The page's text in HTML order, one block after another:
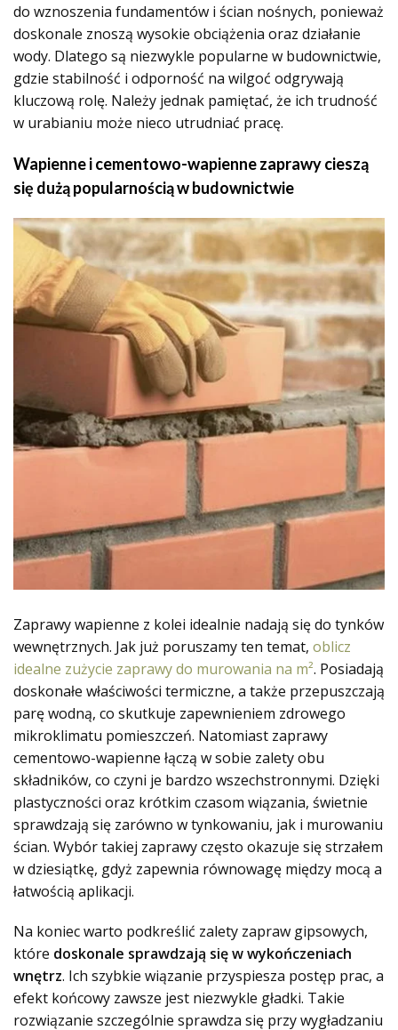
do wznoszenia fundamentów i ścian nośnych, ponieważ
doskonale znoszą wysokie obciążenia oraz działanie
wody. Dlatego są niezwykle popularne w budownictwie,
gdzie stabilność i odporność na wilgoć odgrywają
kluczową rolę. Należy jednak pamiętać, że ich trudność
w urabianiu może nieco utrudniać pracę.
Wapienne i cementowo-wapienne zaprawy cieszą
się dużą popularnością w budownictwie
Zaprawy wapienne z kolei idealnie nadają się do tynków
wewnętrznych. Jak już poruszamy ten temat, oblicz
idealne zużycie zaprawy do murowania na m². Posiadają
doskonałe właściwości termiczne, a także przepuszczają
parę wodną, co skutkuje zapewnieniem zdrowego
mikroklimatu pomieszczeń. Natomiast zaprawy
cementowo-wapienne łączą w sobie zalety obu
składników, co czyni je bardzo wszechstronnymi. Dzięki
plastyczności oraz krótkim czasom wiązania, świetnie
sprawdzają się zarówno w tynkowaniu, jak i murowaniu
ścian. Wybór takiej zaprawy często okazuje się strzałem
w dziesiątkę, gdyż zapewnia równowagę między mocą a
łatwością aplikacji.
Na koniec warto podkreślić zalety zapraw gipsowych,
które doskonale sprawdzają się w wykończeniach
wnętrz. Ich szybkie wiązanie przyspiesza postęp prac, a
efekt końcowy zawsze jest niezwykle gładki. Takie
rozwiązanie szczególnie sprawdza się przy wygładzaniu